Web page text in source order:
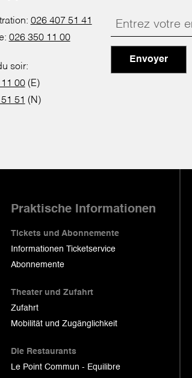
026 407 51 41
026 350 11 00
soir:
00(E)
51 (N)
Envoyer
Praktische Informationen
Tickets und Abonnemente
Informationen Ticketservice
Abonnemente
Theater und Zufahrt
Zufahrt
Mobilität und Zugänglichkeit
Die Restaurants
Le Point Commun - Equilibre